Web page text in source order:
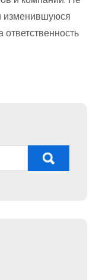
изменившуюся